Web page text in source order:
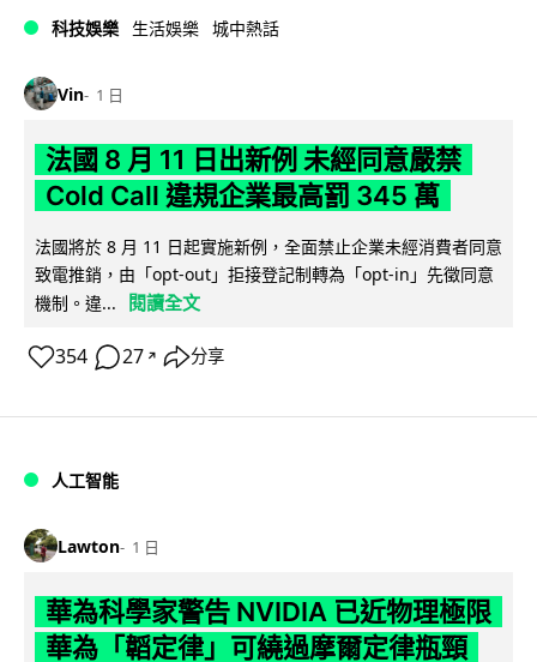
科技娛樂 生活娛樂 城中熱話
Vin 1 日
法國 8 月 11 日出新例 未經同意嚴禁
Cold Call 違規企業最高罰 345 萬
法國將於 8 月 11 日起實施新例，全面禁止企業未經消費者同意
致電推銷，由「opt-out」拒接登記制轉為「opt-in」先徵同意
機制。違...
閱讀全文
354 27 ↗ 分享
人工智能
Lawton 1 日
華為科學家警告 NVIDIA 已近物理極限
華為「韜定律」可繞過摩爾定律瓶頸